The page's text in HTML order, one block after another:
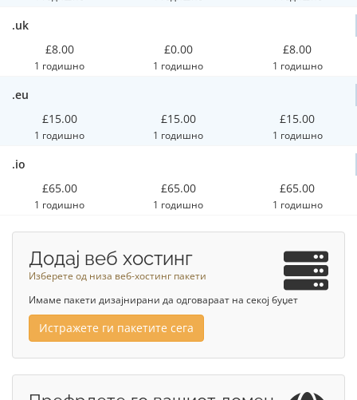
.uk
£8.00
1 годишно
£0.00
1 годишно
£8.00
1 годишно
.eu
£15.00
1 годишно
£15.00
1 годишно
£15.00
1 годишно
.io
£65.00
1 годишно
£65.00
1 годишно
£65.00
1 годишно
Додај веб хостинг
Изберете од низа веб-хостинг пакети
Имаме пакети дизајнирани да одговараат на секој буџет
Истражете ги пакетите сега